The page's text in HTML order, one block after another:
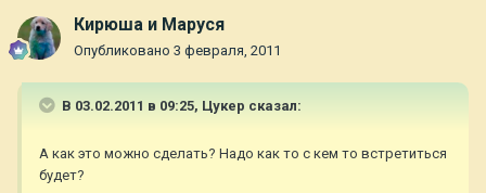
Кирюша и Маруся
Опубликовано 3 февраля, 2011
В 03.02.2011 в 09:25, Цукер сказал:
А как это можно сделать? Надо как то с кем то встретиться
будет?